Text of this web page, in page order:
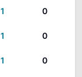
1 0
1 0
1 0